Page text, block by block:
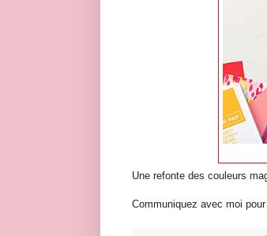
Une refonte des couleurs
Communiquez avec moi